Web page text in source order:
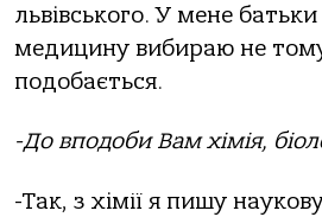
львівського. У мене батьки
медицину вибираю не
подобається.
-До вподоби Вам хімія,
-Так, з хімії я пишу